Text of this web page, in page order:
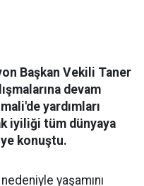
Başkan Vekili Taner
devam
yardımları
iyiliği tüm dünyaya
konuştu.
yaşamını